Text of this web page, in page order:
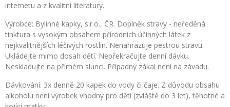
internetu a z kvalitní literatury.
Výrobce: Bylinné kapky, s.r.o., ČR. Doplněk stravy - neředěná
tinktura s vysokým obsahem přírodních účinných látek z
nejkvalitnějších léčivých rostlin. Nenahrazuje pestrou stravu.
Ukládejte mimo dosah dětí. Nepřekračujte denní dávku.
Neskladujte na přímém slunci. Případný zákal není na závadu.
Dávkování: 3x denně 20 kapek do vody či čaje. Z důvodu obsahu
alkoholu není výrobek vhodný pro děti (zvláště do 3 let), těhotné a